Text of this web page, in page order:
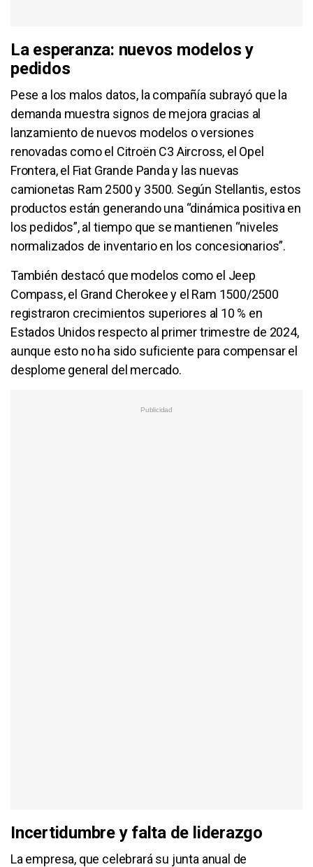
La esperanza: nuevos modelos y
pedidos
Pese a los malos datos, la compañía subrayó que la
demanda muestra signos de mejora gracias al
lanzamiento de nuevos modelos o versiones
renovadas como el Citroën C3 Aircross, el Opel
Frontera, el Fiat Grande Panda y las nuevas
camionetas Ram 2500 y 3500. Según Stellantis, estos
productos están generando una “dinámica positiva en
los pedidos”, al tiempo que se mantienen “niveles
normalizados de inventario en los concesionarios”.
También destacó que modelos como el Jeep
Compass, el Grand Cherokee y el Ram 1500/2500
registraron crecimientos superiores al 10 % en
Estados Unidos respecto al primer trimestre de 2024,
aunque esto no ha sido suficiente para compensar el
desplome general del mercado.
Incertidumbre y falta de liderazgo
La empresa, que celebrará su junta anual de